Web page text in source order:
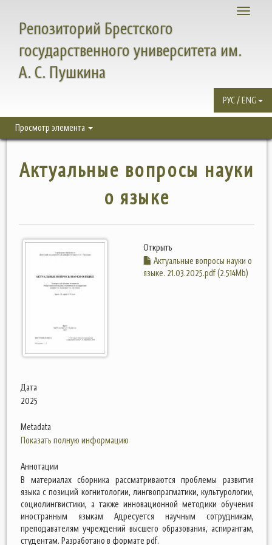
Toggle
Репозиторий Брестского
государственного университета им.
А. С. Пушкина
РУС / ENG
Просмотр элемента
Актуальные вопросы науки
о языке
Открыть
Актуальные вопросы науки о
языке. 21.03.2025.pdf (2.514Mb)
Дата
2025
Metadata
Показать полную информацию
Аннотации
В материалах сборника рассматриваются проблемы развития
языка с позиций когнитологии, лингвопрагматики, культурологии,
социолингвистики, а также инновационной методики обучения
иностранным языкам Адресуется научным сотрудникам,
преподавателям учреждений высшего образования, аспирантам,
студентам. Разработано в формате pdf.